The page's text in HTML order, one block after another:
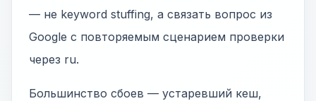
— не keyword stuffing, а связать вопрос из
Google с повторяемым сценарием проверки
через ru.
Большинство сбоев — устаревший кеш,